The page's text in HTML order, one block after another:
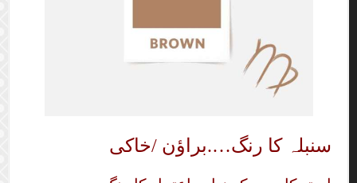
سنبلہ کا رنگ….براؤن /خاکی